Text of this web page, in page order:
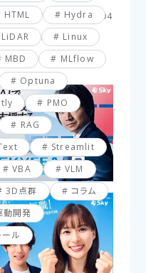
HTML
Hydra
LiDAR
Linux
MBD
MLflow
Optuna
PMO
RAG
Streamlit
VBA
VLM
3D点群
コラム
動開発
ール
2025.03.04
取得する方法